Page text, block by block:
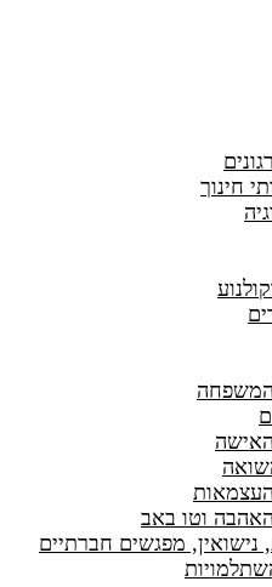
חינוך
המשפחה
וטו באב
נישואין, מפגשים חברתיים